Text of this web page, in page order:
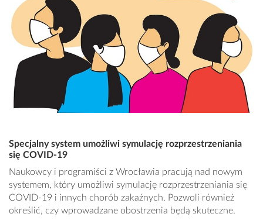
Specjalny system umożliwi symulację rozprzestrzeniania
się COVID-19
Naukowcy i programiści z Wrocławia pracują nad nowym
systemem, który umożliwi symulację rozprzestrzeniania się
COVID-19 i innych chorób zakaźnych. Pozwoli również
określić, czy wprowadzane obostrzenia będą skuteczne.